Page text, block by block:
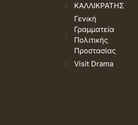
ΚΑΛΛΙΚΡΑΤΗΣ
Γενική
Γραμματεία
Πολιτικής
Προστασίας
Visit Drama